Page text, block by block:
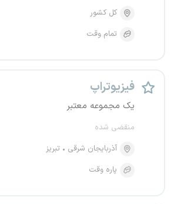
کل کشور
تمام وقت
فیزیوتراپ
یک مجموعه معتبر
منقضی شده
آذربایجان شرقی
تبریز
پاره وقت